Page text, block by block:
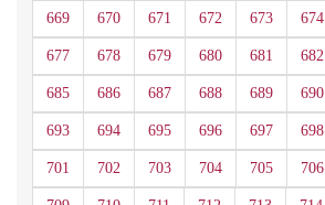
669 670 671 672 673 674
677 678 679 680 681 682
685 686 687 688 689 690
693 694 695 696 697 698
701 702 703 704 705 706